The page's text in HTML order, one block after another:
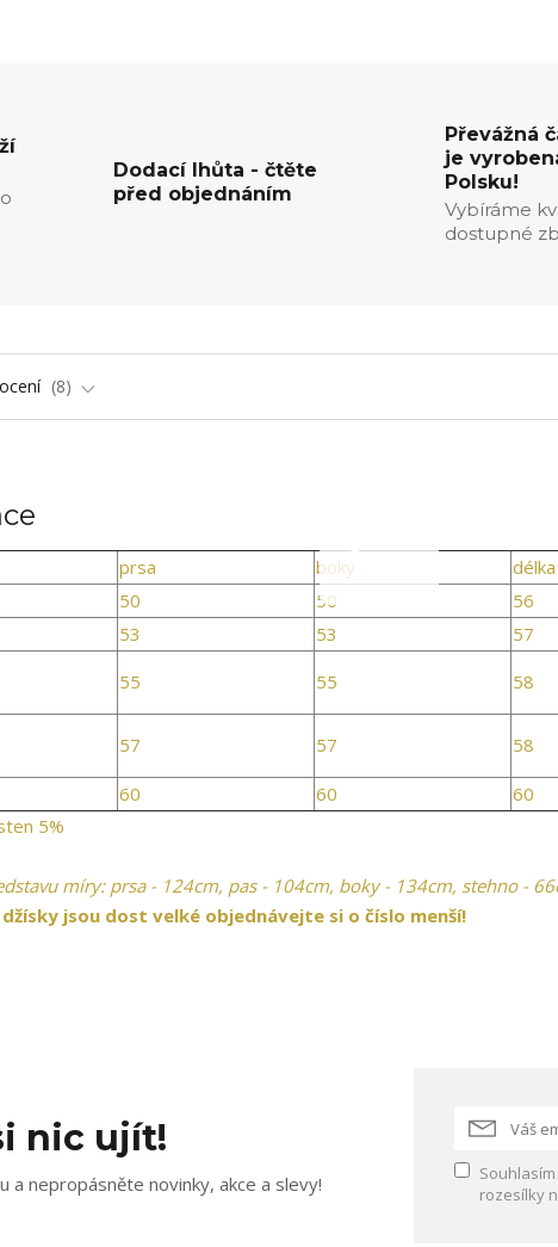
Dodací lhůta - čtěte
před objednáním
Převážná
je
Polsku!
Vybíráme
dostupné
8
prsa boky
délka
50 50
56
53 53
57
55 55 58
57 57 58
60 60
60
5%
míry: prsa - 124cm, pas - 104cm, boky - 134cm, stehno -
jsou dost velké objednávejte si o číslo menší!
nic ujít!
a nepropásněte novinky, akce a slevy!
rozesílky